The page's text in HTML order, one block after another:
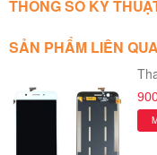
THÔNG SỐ KỸ
SẢN PHẨM LIÊN